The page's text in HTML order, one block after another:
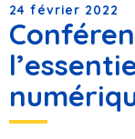
24 février 2022